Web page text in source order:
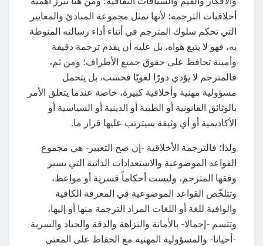
أخلاقيات الترجمة؛ لأنها تمثل مجموعة المبادئ والمعايير
التي تحكم سلوك المترجم في أثناء أداء رسالته المنوطة
به، فهو لا يتبع هواه، بل عليه أن يقدم ترجمة دقيقة
وأمينة تحافظ على حقوق جميع الأطراف؛ ومن ثم،
فالمترجم لا يؤدي دورًا لغويًا فحسب، بل يتحمل
مسؤولية مهنية وأخلاقية كبيرة، خاصة عندما يتعلق الأمر
بالوثائق القانونية أو الطبية أو الدينية أو السياسية أو
الأكاديمية أو أي وثيقة سيترتب عليها قرار ما.
ولذا؛ فالترجمة الأخلاقية -إن صح التعبير- هي مجموع
القواعد الموضوعية والاستعدادات الذاتية التي يسير
وفقها المترجم، وليست أحكاماً قسرية أو مواعظ،
وتتلخّص القواعد الموضوعية في المعرفة الكافية
والوافية للغة أو اللغات المراد الترجمة منها أو إليها،
وتتسم -إجمالا- بالأمانة والنزاهة والدقة والحياد والسرية
-أحيانا- والمسؤولية المهنية مع الحفاظ على المعنى